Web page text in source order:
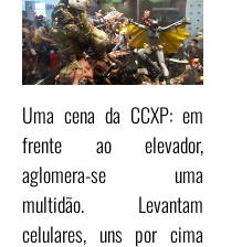
Uma cena da CCXP: em
frente ao elevador,
aglomera-se uma
multidão. Levantam
celulares, uns por cima